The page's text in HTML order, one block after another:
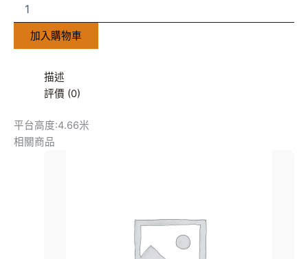
加入購物車
描述
評價 (0)
平台高度:4.66米
相關商品